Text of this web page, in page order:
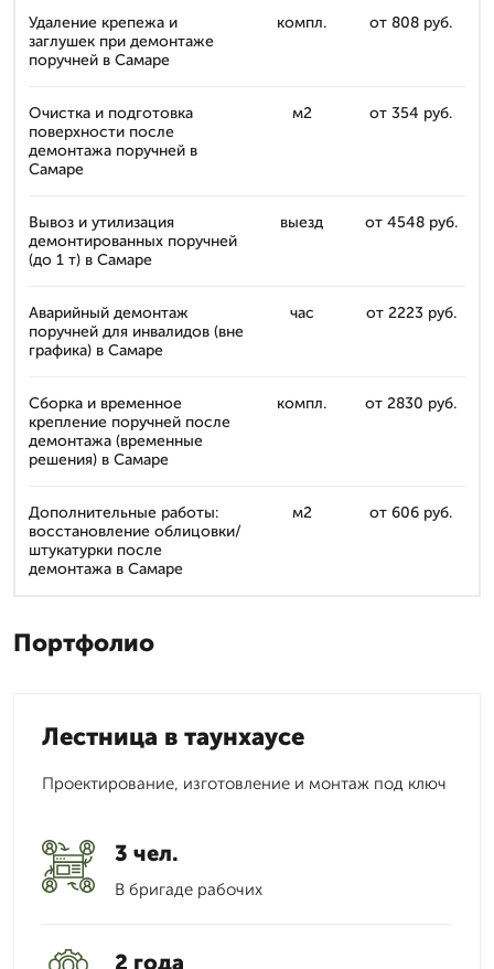
Удаление крепежа и
заглушек при демонтаже
поручней в Самаре
компл. от 808 руб.
Очистка и подготовка
поверхности после
демонтажа поручней в
Самаре
м2 от 354 руб.
Вывоз и утилизация
демонтированных поручней
(до 1 т) в Самаре
выезд от 4548 руб.
Аварийный демонтаж
поручней для инвалидов (вне
графика) в Самаре
час от 2223 руб.
Сборка и временное
крепление поручней после
демонтажа (временные
решения) в Самаре
компл. от 2830 руб.
Дополнительные работы:
восстановление облицовки/
штукатурки после
демонтажа в Самаре
м2 от 606 руб.
Портфолио
Лестница в таунхаусе
Проектирование, изготовление и монтаж под ключ
3 чел.
В бригаде рабочих
2 года